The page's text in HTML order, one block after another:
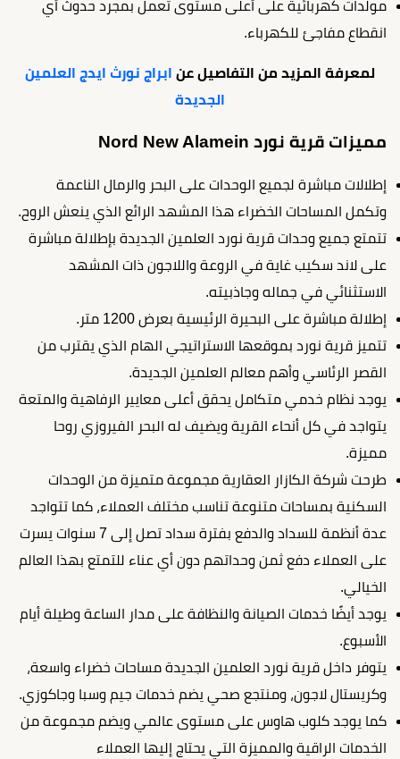
مولدات كهربائية على أعلى مستوى تعمل بمجرد حدوث أي
انقطاع مفاجئ للكهرباء.
لمعرفة المزيد من التفاصيل عن ابراج نورث ايدج العلمين
الجديدة
مميزات قرية نورد Nord New Alamein
إطلالات مباشرة لجميع الوحدات على البحر والرمال الناعمة
وتكمل المساحات الخضراء هذا المشهد الرائع الذي ينعش الروح.
تتمتع جميع وحدات قرية نورد العلمين الجديدة بإطلالة مباشرة
على لاند سكيب غاية في الروعة واللاجون ذات المشهد
الاستثنائي في جماله وجاذبيته.
إطلالة مباشرة على البحيرة الرئيسية بعرض 1200 متر.
تتميز قرية نورد بموقعها الاستراتيجي الهام الذي يقترب من
القصر الرئاسي وأهم معالم العلمين الجديدة.
يوجد نظام خدمي متكامل يحقق أعلى معايير الرفاهية والمتعة
يتواجد في كل أنحاء القرية ويضيف له البحر الفيروزي روحا
مميزة.
طرحت شركة الكازار العقارية مجموعة متميزة من الوحدات
السكنية بمساحات متنوعة تناسب مختلف العملاء، كما تتواجد
عدة أنظمة للسداد والدفع بفترة سداد تصل إلى 7 سنوات يسرت
على العملاء دفع ثمن وحداتهم دون أي عناء للتمتع بهذا العالم
الخيالي.
يوجد أيضًا خدمات الصيانة والنظافة على مدار الساعة وطيلة أيام
الأسبوع.
يتوفر داخل قرية نورد العلمين الجديدة مساحات خضراء واسعة،
وكريستال لاجون، ومنتجع صحي يضم خدمات جيم وسبا وجاكوزي.
كما يوجد كلوب هاوس على مستوى عالمي ويضم مجموعة من
الخدمات الراقية والمميزة التي يحتاج إليها العملاء